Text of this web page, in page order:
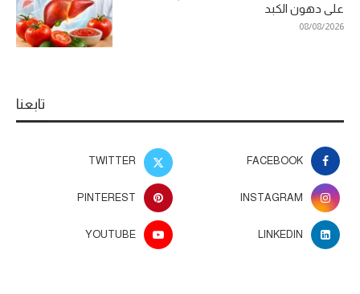
على دهون الكبد
08/08/2026
تابعنا
FACEBOOK
TWITTER
INSTAGRAM
PINTEREST
LINKEDIN
YOUTUBE